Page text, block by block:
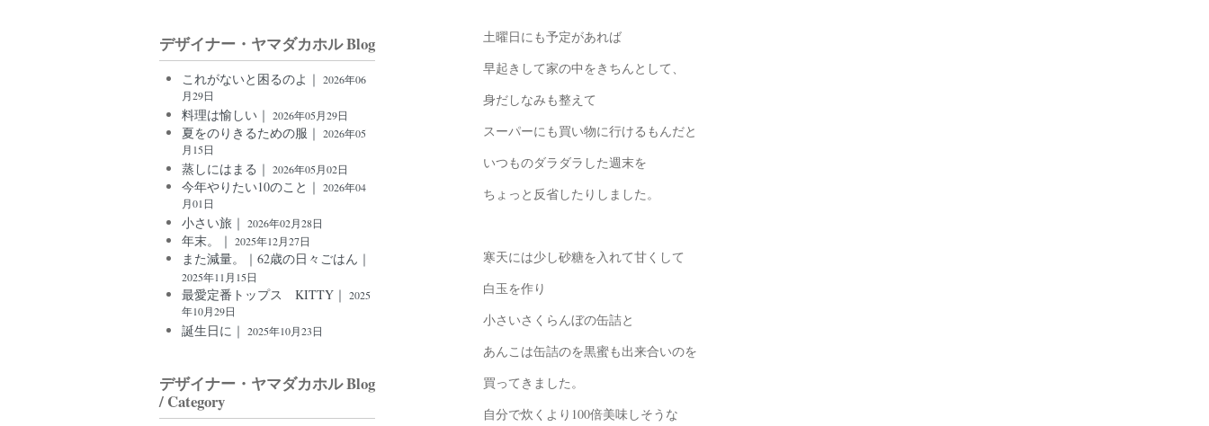
土曜日にも予定があれば
早起きして家の中をきちんとして、
身だしなみも整えて
スーパーにも買い物に行けるもんだと
いつものダラダラした週末を
ちょっと反省したりしました。
寒天には少し砂糖を入れて甘くして
白玉を作り
小さいさくらんぼの缶詰と
あんこは缶詰のを黒蜜も出来合いのを
買ってきました。
自分で炊くより100倍美味しそうな
デザイナー・ヤマダカホル Blog
これがないと困るのよ｜ 2026年06
月29日
料理は愉しい｜ 2026年05月29日
夏をのりきるための服｜ 2026年05
月15日
蒸しにはまる｜ 2026年05月02日
今年やりたい10のこと｜ 2026年04
月01日
小さい旅｜ 2026年02月28日
年末。｜ 2025年12月27日
また減量。｜62歳の日々ごはん｜
2025年11月15日
最愛定番トップス KITTY｜ 2025
年10月29日
誕生日に｜ 2025年10月23日
デザイナー・ヤマダカホル Blog
/ Category